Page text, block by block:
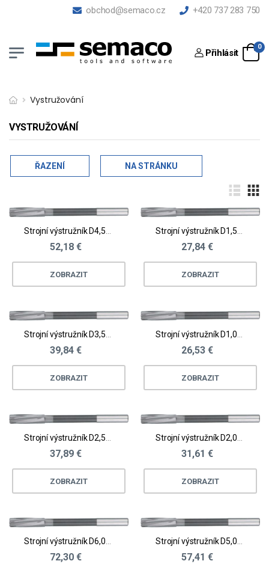
obchod@semaco.cz +420 737 283 750
Přihlásit
0
Vystružování
VYSTRUŽOVÁNÍ
ŘAZENÍ NA STRÁNKU
52,18 €
ZOBRAZIT
27,84 €
ZOBRAZIT
39,84 €
ZOBRAZIT
26,53 €
ZOBRAZIT
37,89 €
ZOBRAZIT
31,61 €
ZOBRAZIT
Strojní výstružník D6,01 - 6,5
72,30 €
Strojní výstružník D5,01 - 5,5
57,41 €